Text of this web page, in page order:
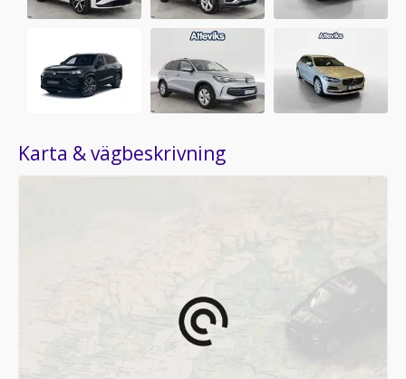
Karta & vägbeskrivning